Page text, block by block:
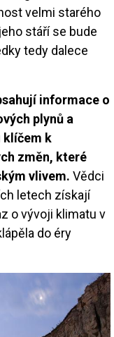
velmi starého
stáří se bude
tedy dalece
informace o
plynů a
klíčem k
změn, které
vlivem. Vědci
letech získají
o vývoji klimatu v
do éry